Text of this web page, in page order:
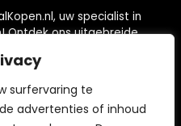
surfervaring te
advertenties of inhoud
uw specialist in
Ontdek ons uitgebreide
en energiebesparing.
milieuvriendelijke opties en
zijn onze
diverse toepassingen.